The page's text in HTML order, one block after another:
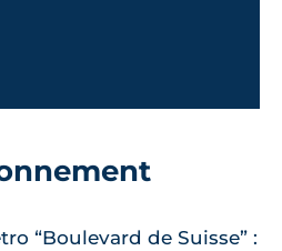
“Boulevard de Suisse” :